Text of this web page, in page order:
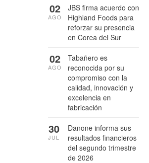
JBS firma acuerdo con
Highland Foods para
reforzar su presencia
en Corea del Sur
02
AGO
Tabañero es
reconocida por su
compromiso con la
calidad, innovación y
excelencia en
fabricación
02
AGO
Danone informa sus
resultados financieros
del segundo trimestre
de 2026
30
JUL